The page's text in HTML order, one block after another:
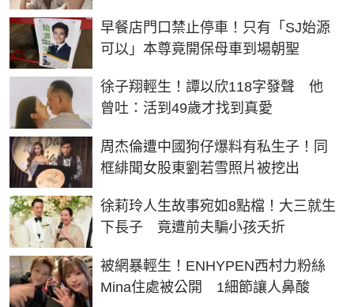
早餐店門口禁止停車！只有「SJ始源
可以」本尊竟開保母車到場朝聖
徐子翔輕生！譚以欣118字發聲 他
曾吐：活到49歲才找到真愛
周杰倫遭中國狗仔爆料有私生子！同
框緋聞女股東劉若雪照片被挖出
徐莉玲人生故事宛如8點檔！大三就生
下長子 竟遭前夫騙小孩夭折
被網暴輕生！ENHYPEN西村力粉絲
Mina住處被公開 1細節讓人鼻酸